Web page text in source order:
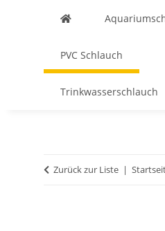
PVC Schlauch
Trinkwasserschlauch
Zurück zur Liste